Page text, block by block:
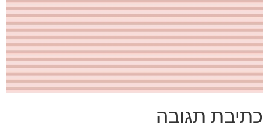
כתיבת תגובה